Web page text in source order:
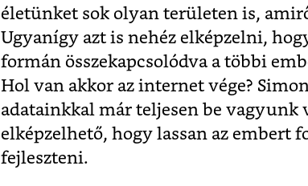
életünket sok olyan területen is,
Ugyanígy azt is nehéz elképzelni,
formán összekapcsolódva a többi
Hol van akkor az internet vége?
adatainkkal már teljesen be vagyunk
elképzelhető, hogy lassan az embert
fejleszteni.